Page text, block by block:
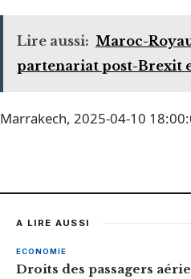
Lire aussi: Maroc-
partenariat post-Brexit
Marrakech, 2025-04-10
A LIRE AUSSI
ECONOMIE
Droits des passagers